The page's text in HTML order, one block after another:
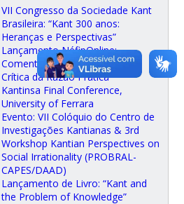
VII Congresso da Sociedade Kant
Brasileira: “Kant 300 anos:
Heranças e Perspectivas”
Lançamento NéfipOnline:
Comentários às obras de Kant.
Crítica da Razão Prática
Kantinsa Final Conference,
University of Ferrara
Evento: VII Colóquio do Centro de
Investigações Kantianas & 3rd
Workshop Kantian Perspectives on
Social Irrationality (PROBRAL-
CAPES/DAAD)
Lançamento de Livro: “Kant and
the Problem of Knowledge”